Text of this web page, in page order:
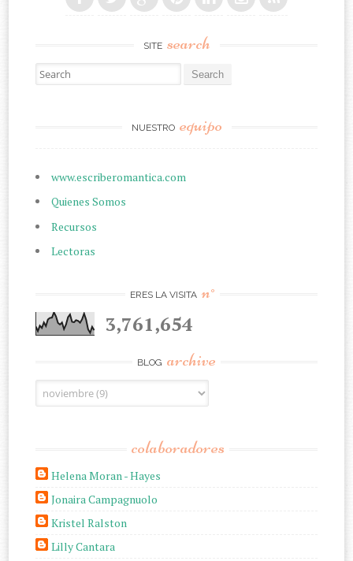
SITE search
Search for:
NUESTRO equipo
www.escriberomantica.com
Quienes Somos
Recursos
Lectoras
ERES LA VISITA n°
3,761,654
BLOG archive
colaboradores
Helena Moran - Hayes
Jonaira Campagnuolo
Kristel Ralston
Lilly Cantara